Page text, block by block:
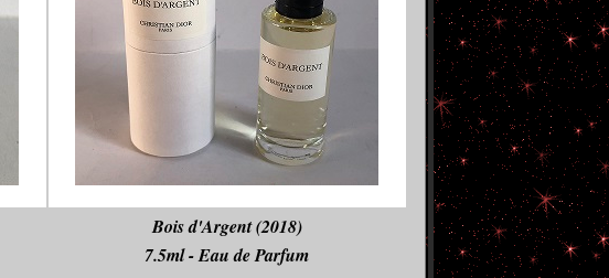
Bois d'Argent (2018)
7.5ml - Eau de Parfum